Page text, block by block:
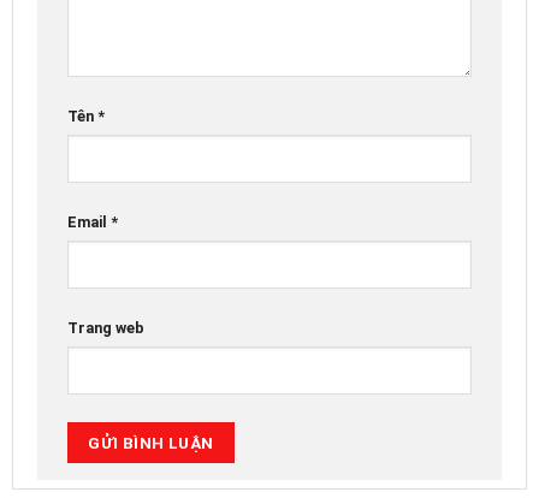
Tên *
Email *
Trang web